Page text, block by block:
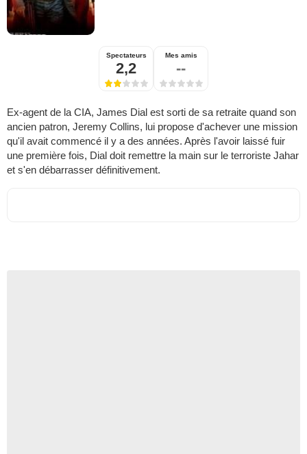
Spectateurs
2,2
Mes amis
--
Ex-agent de la CIA, James Dial est sorti de sa retraite quand son
ancien patron, Jeremy Collins, lui propose d'achever une mission
qu'il avait commencé il y a des années. Après l'avoir laissé fuir
une première fois, Dial doit remettre la main sur le terroriste Jahar
et s'en débarrasser définitivement.